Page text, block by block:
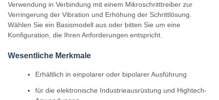
Verwendung in Verbindung mit einem Mikroschritttreiber zur
Verringerung der Vibration und Erhöhung der Schrittlösung.
Wählen Sie ein Basismodell aus oder bitten Sie um eine
Konfiguration, die Ihren Anforderungen entspricht.
Wesentliche Merkmale
Erhältlich in einpolarer oder bipolarer Ausführung
für die elektronische Industrieausrüstung und Hightech-